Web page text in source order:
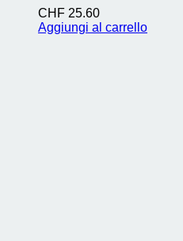
CHF 25.60
Aggiungi al carrello